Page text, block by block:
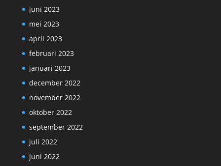
juni 2023
mei 2023
april 2023
februari 2023
januari 2023
december 2022
november 2022
oktober 2022
september 2022
juli 2022
juni 2022